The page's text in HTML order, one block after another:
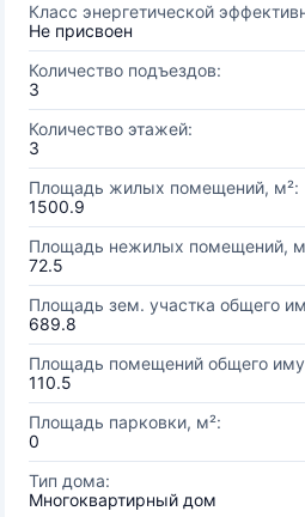
Класс энергетической
Не присвоен
Количество подъездов:
3
Количество этажей:
3
Площадь жилых помещений, м²:
1500.9
Площадь нежилых помещений,
72.5
Площадь зем. участка общего
689.8
Площадь помещений общего
110.5
Площадь парковки, м²:
0
Тип дома:
Многоквартирный дом